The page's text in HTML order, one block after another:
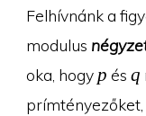
Felhívnánk a
modulus
oka, hogy p
p és q
q